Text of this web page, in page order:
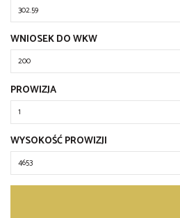
WNIOSEK DO WKW
PROWIZJA
WYSOKOŚĆ PROWIZJI